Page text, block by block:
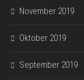
November 2019
Oktober 2019
September 2019